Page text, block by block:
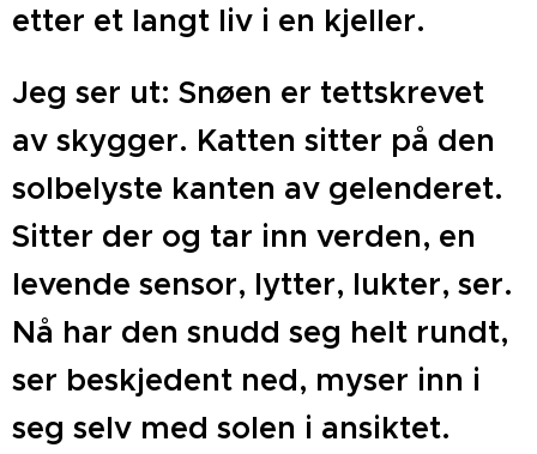
etter et langt liv i en kjeller.
Jeg ser ut: Snøen er tettskrevet
av skygger. Katten sitter på den
solbelyste kanten av gelenderet.
Sitter der og tar inn verden, en
levende sensor, lytter, lukter, ser.
Nå har den snudd seg helt rundt,
ser beskjedent ned, myser inn i
seg selv med solen i ansiktet.